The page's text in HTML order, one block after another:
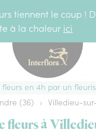
tiennent le coup !
à la chaleur ici
fleurs en 4h par un
(36) › Villedieu-
fleurs à